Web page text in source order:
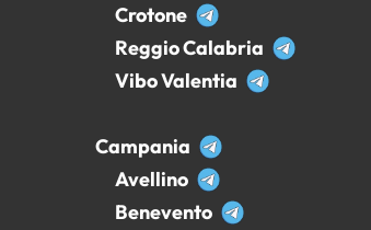
Crotone
Reggio Calabria
Vibo Valentia
Campania
Avellino
Benevento